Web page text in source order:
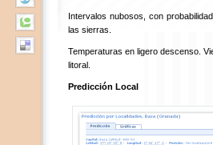
Intervalos nubosos, con
las sierras.
Temperaturas en ligero descenso.
litoral.
Predicción Local